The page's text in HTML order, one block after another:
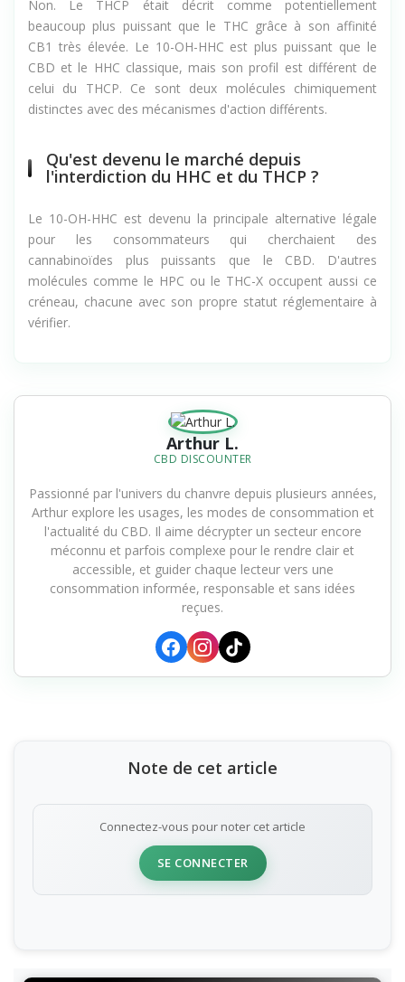
Non. Le THCP était décrit comme potentiellement
beaucoup plus puissant que le THC grâce à son affinité
CB1 très élevée. Le 10-OH-HHC est plus puissant que le
CBD et le HHC classique, mais son profil est différent de
celui du THCP. Ce sont deux molécules chimiquement
distinctes avec des mécanismes d'action différents.
Qu'est devenu le marché depuis
l'interdiction du HHC et du THCP ?
Le 10-OH-HHC est devenu la principale alternative légale
pour les consommateurs qui cherchaient des
cannabinoïdes plus puissants que le CBD. D'autres
molécules comme le HPC ou le THC-X occupent aussi ce
créneau, chacune avec son propre statut réglementaire à
vérifier.
Arthur L.
CBD DISCOUNTER
Passionné par l'univers du chanvre depuis plusieurs années,
Arthur explore les usages, les modes de consommation et
l'actualité du CBD. Il aime décrypter un secteur encore
méconnu et parfois complexe pour le rendre clair et
accessible, et guider chaque lecteur vers une
consommation informée, responsable et sans idées
reçues.
Note de cet article
Connectez-vous pour noter cet article
SE CONNECTER